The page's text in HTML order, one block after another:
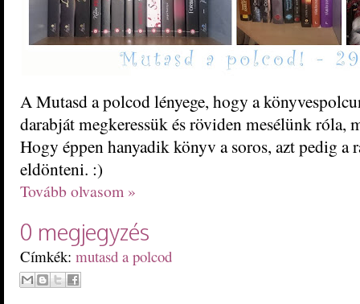
A Mutasd a polcod lényege, hogy a
darabját megkeressük és röviden mesélünk róla,
Hogy éppen hanyadik könyv a soros, azt pedig a
eldönteni. :)
Tovább olvasom »
0 megjegyzés
Címkék: mutasd a polcod